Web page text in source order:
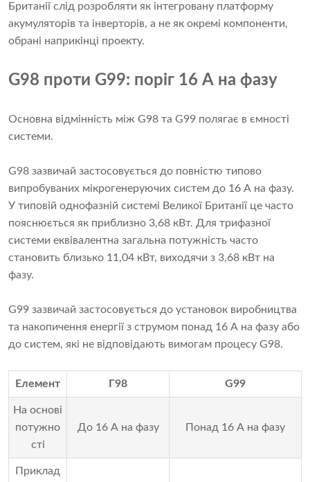
Британії слід розробляти як інтегровану платформу
акумуляторів та інверторів, а не як окремі компоненти,
обрані наприкінці проекту.
G98 проти G99: поріг 16 А на фазу
Основна відмінність між G98 та G99 полягає в ємності
системи.
G98 зазвичай застосовується до повністю типово
випробуваних мікрогенеруючих систем до 16 А на фазу.
У типовій однофазній системі Великої Британії це часто
пояснюється як приблизно 3,68 кВт. Для трифазної
системи еквівалентна загальна потужність часто
становить близько 11,04 кВт, виходячи з 3,68 кВт на
фазу.
G99 зазвичай застосовується до установок виробництва
та накопичення енергії з струмом понад 16 А на фазу або
до систем, які не відповідають вимогам процесу G98.
Елемент Г98 G99
На основі
потужно
сті
До 16 А на фазу Понад 16 А на фазу
Приклад